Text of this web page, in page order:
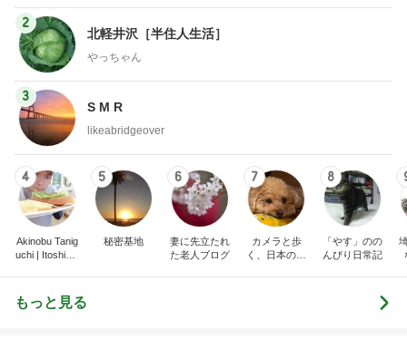
2
北軽井沢［半住人生活］
やっちゃん
3
S M R
likeabridgeover
4
Akinobu Tanig
uchi | Itoshima
5
秘密基地
6
妻に先立たれ
た老人ブログ
7
カメラと歩
く、日本の風
8
「やす」のの
んびり日常記
もっと見る